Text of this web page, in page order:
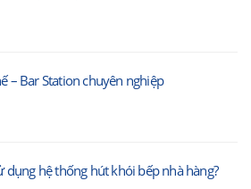
– Bar Station chuyên nghiệp
dụng hệ thống hút khói bếp nhà hàng?